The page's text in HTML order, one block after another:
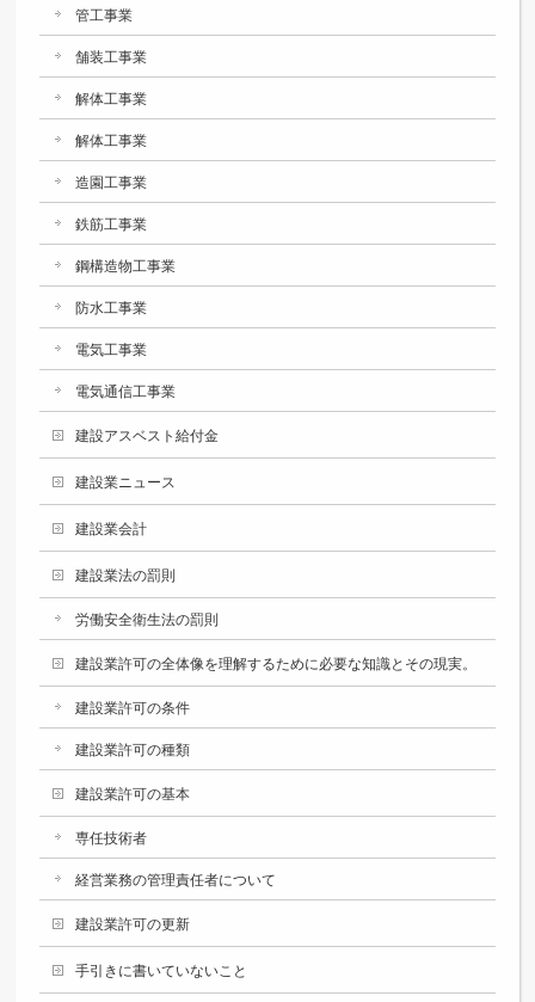
管工事業
舗装工事業
解体工事業
解体工事業
造園工事業
鉄筋工事業
鋼構造物工事業
防水工事業
電気工事業
電気通信工事業
建設アスベスト給付金
建設業ニュース
建設業会計
建設業法の罰則
労働安全衛生法の罰則
建設業許可の全体像を理解するために必要な知識とその現実。
建設業許可の条件
建設業許可の種類
建設業許可の基本
専任技術者
経営業務の管理責任者について
建設業許可の更新
手引きに書いていないこと